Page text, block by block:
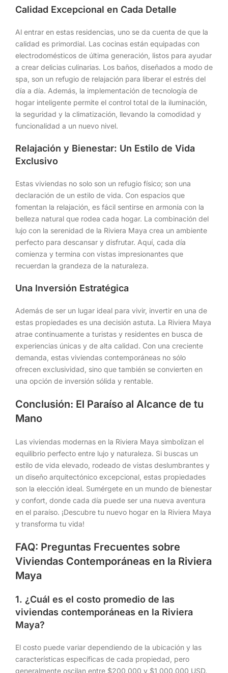
Calidad Excepcional en Cada Detalle
Al entrar en estas residencias, uno se da cuenta de que la
calidad es primordial. Las cocinas están equipadas con
electrodomésticos de última generación, listos para ayudar
a crear delicias culinarias. Los baños, diseñados a modo de
spa, son un refugio de relajación para liberar el estrés del
día a día. Además, la implementación de tecnología de
hogar inteligente permite el control total de la iluminación,
la seguridad y la climatización, llevando la comodidad y
funcionalidad a un nuevo nivel.
Relajación y Bienestar: Un Estilo de Vida
Exclusivo
Estas viviendas no solo son un refugio físico; son una
declaración de un estilo de vida. Con espacios que
fomentan la relajación, es fácil sentirse en armonía con la
belleza natural que rodea cada hogar. La combinación del
lujo con la serenidad de la Riviera Maya crea un ambiente
perfecto para descansar y disfrutar. Aquí, cada día
comienza y termina con vistas impresionantes que
recuerdan la grandeza de la naturaleza.
Una Inversión Estratégica
Además de ser un lugar ideal para vivir, invertir en una de
estas propiedades es una decisión astuta. La Riviera Maya
atrae continuamente a turistas y residentes en busca de
experiencias únicas y de alta calidad. Con una creciente
demanda, estas viviendas contemporáneas no sólo
ofrecen exclusividad, sino que también se convierten en
una opción de inversión sólida y rentable.
Conclusión: El Paraíso al Alcance de tu
Mano
Las viviendas modernas en la Riviera Maya simbolizan el
equilibrio perfecto entre lujo y naturaleza. Si buscas un
estilo de vida elevado, rodeado de vistas deslumbrantes y
un diseño arquitectónico excepcional, estas propiedades
son la elección ideal. Sumérgete en un mundo de bienestar
y confort, donde cada día puede ser una nueva aventura
en el paraíso. ¡Descubre tu nuevo hogar en la Riviera Maya
y transforma tu vida!
FAQ: Preguntas Frecuentes sobre
Viviendas Contemporáneas en la Riviera
Maya
1. ¿Cuál es el costo promedio de las
viviendas contemporáneas en la Riviera
Maya?
El costo puede variar dependiendo de la ubicación y las
características específicas de cada propiedad, pero
generalmente oscilan entre $200,000 y $1,000,000 USD.